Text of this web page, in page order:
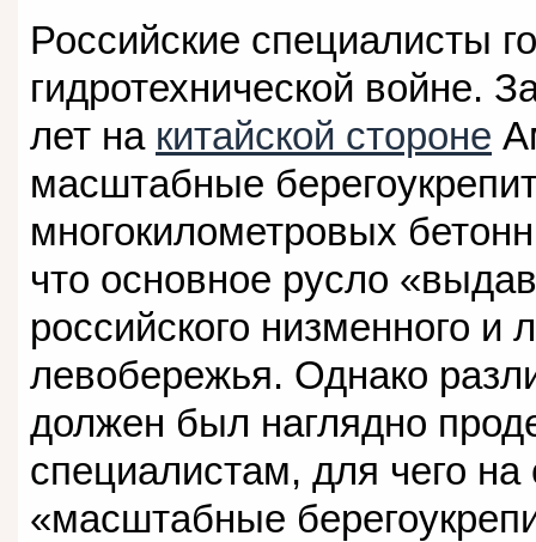
Российские специалисты
гидротехнической войне.
лет на китайской стороне
масштабные
многокилометровых
что основное русло
российского низменного и
левобережья. Однако
должен был наглядно
специалистам, для чего
«масштабные